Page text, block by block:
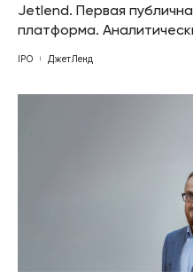
Jetlend. Первая
платформа.
IPO ДжетЛенд